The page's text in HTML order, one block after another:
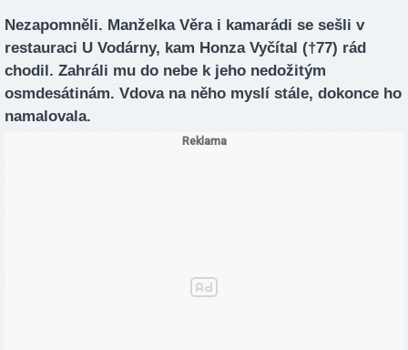
Nezapomněli. Manželka Věra i kamarádi se sešli v
restauraci U Vodárny, kam Honza Vyčítal (†77) rád
chodil. Zahráli mu do nebe k jeho nedožitým
osmdesátinám. Vdova na něho myslí stále, dokonce ho
namalovala.